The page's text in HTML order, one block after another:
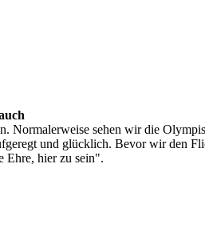
Normalerweise sehen wir die
und glücklich. Bevor wir den
Ehre, hier zu sein".